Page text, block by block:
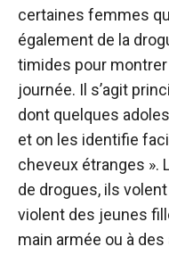
certaines femmes
également de la
timides pour
journée. Il s’agit
dont quelques
et on les identifie
cheveux étranges ».
de drogues, ils
violent des jeunes
main armée ou à